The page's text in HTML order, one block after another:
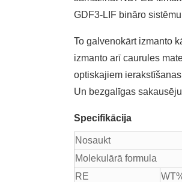
GDF3-LIF bināro
To galvenokārt izmanto
izmanto arī caurules
optiskajiem
Un bezgalīgas
Specifikācija
Nosaukt
Molekulārā formula
RE